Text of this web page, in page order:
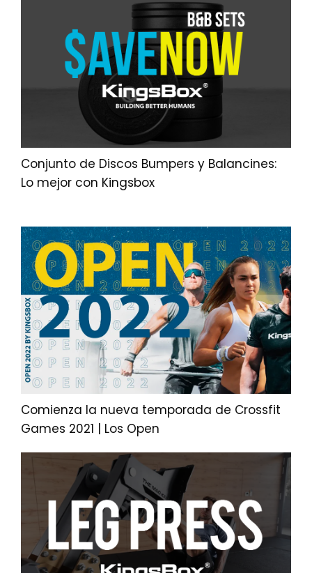
Conjunto de Discos Bumpers y Balancines:
Lo mejor con Kingsbox
Comienza la nueva temporada de Crossfit
Games 2021 | Los Open